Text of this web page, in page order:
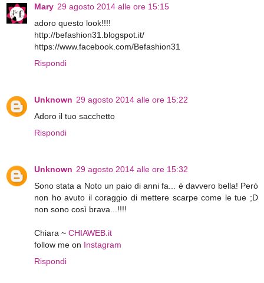
Mary 29 agosto 2014 alle ore 15:15
adoro questo look!!!!
http://befashion31.blogspot.it/
https://www.facebook.com/Befashion31
Rispondi
Unknown 29 agosto 2014 alle ore 15:22
Adoro il tuo sacchetto
Rispondi
Unknown 29 agosto 2014 alle ore 15:32
Sono stata a Noto un paio di anni fa... è davvero bella! Però
non ho avuto il coraggio di mettere scarpe come le tue ;D
non sono così brava...!!!!
Chiara ~ CHIAWEB.it
follow me on Instagram
Rispondi